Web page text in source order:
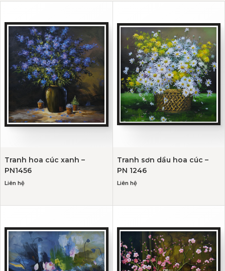
Tranh hoa cúc xanh –
PN1456
Liên hệ
Tranh sơn dầu hoa cúc –
PN 1246
Liên hệ